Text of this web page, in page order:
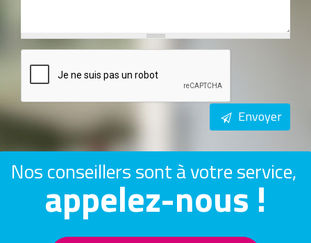
Envoyer
Nos conseillers sont à votre service,
appelez-nous !